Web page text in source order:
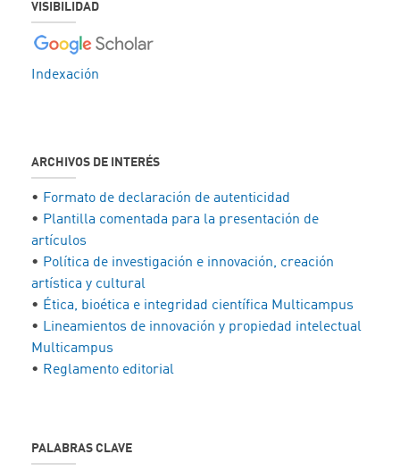
VISIBILIDAD
Indexación
ARCHIVOS DE INTERÉS
• Formato de declaración de autenticidad
• Plantilla comentada para la presentación de
artículos
• Política de investigación e innovación, creación
artística y cultural
• Ética, bioética e integridad científica Multicampus
• Lineamientos de innovación y propiedad intelectual
Multicampus
• Reglamento editorial
PALABRAS CLAVE